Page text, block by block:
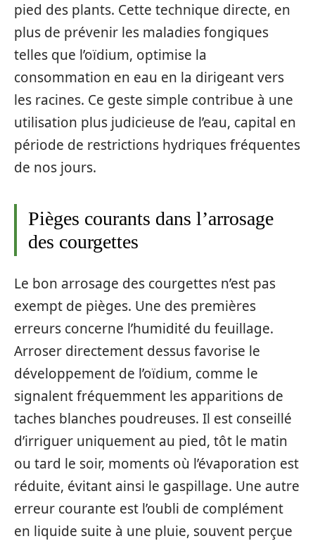
pied des plants. Cette technique directe, en
plus de prévenir les maladies fongiques
telles que l’oïdium, optimise la
consommation en eau en la dirigeant vers
les racines. Ce geste simple contribue à une
utilisation plus judicieuse de l’eau, capital en
période de restrictions hydriques fréquentes
de nos jours.
Pièges courants dans l’arrosage
des courgettes
Le bon arrosage des courgettes n’est pas
exempt de pièges. Une des premières
erreurs concerne l’humidité du feuillage.
Arroser directement dessus favorise le
développement de l’oïdium, comme le
signalent fréquemment les apparitions de
taches blanches poudreuses. Il est conseillé
d’irriguer uniquement au pied, tôt le matin
ou tard le soir, moments où l’évaporation est
réduite, évitant ainsi le gaspillage. Une autre
erreur courante est l’oubli de complément
en liquide suite à une pluie, souvent perçue